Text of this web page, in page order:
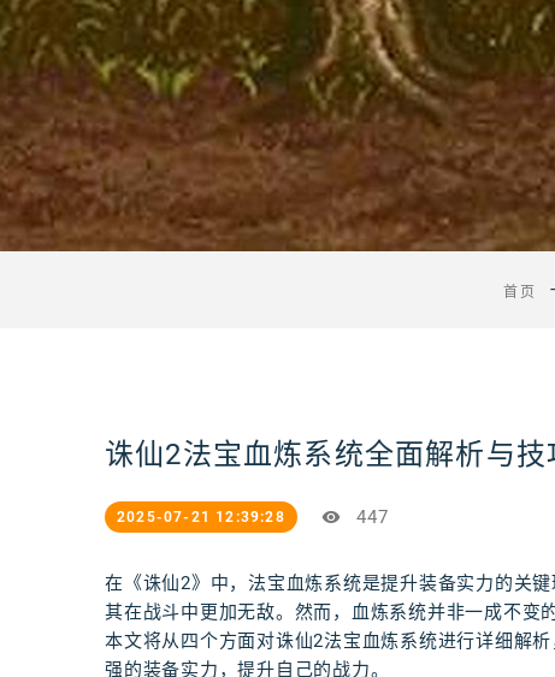
首页
诛仙2法宝血炼系统全面解析与
2025-07-21 12:39:28 447
在《诛仙2》中，法宝血炼系统是提升装备实力的关
其在战斗中更加无敌。然而，血炼系统并非一成不变
本文将从四个方面对诛仙2法宝血炼系统进行详细解
强的装备实力，提升自己的战力。